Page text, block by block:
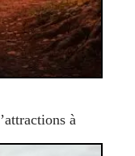
à